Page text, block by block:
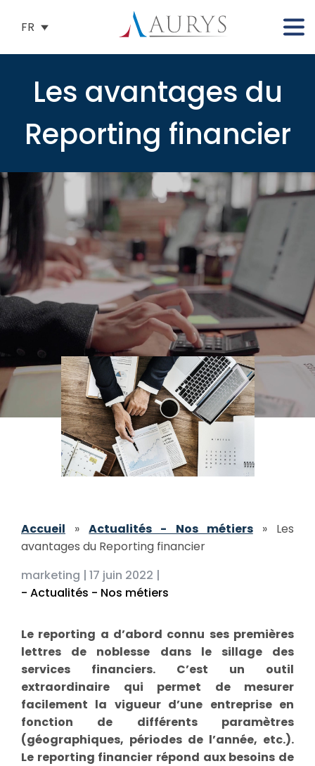
FR
Les avantages du
Reporting financier
Accueil »Actualités - Nos métiers» Les
avantages du Reporting financier
marketing | 17 juin 2022 |
- Actualités - Nos métiers
Le reporting a d’abord connu ses premières
lettres de noblesse dans le sillage des
services financiers. C’est un outil
extraordinaire qui permet de mesurer
facilement la vigueur d’une entreprise en
fonction de différents paramètres
(géographiques, périodes de l’année, etc.).
Le reporting financier répond aux besoins de